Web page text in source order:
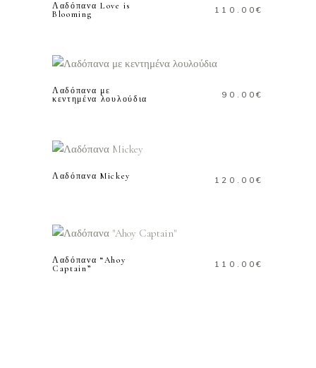
Λαδόπανα Love is
Blooming
110.00€
Λαδόπανα με
κεντημένα λουλούδια
90.00€
Λαδόπανα Mickey 120.00€
Λαδόπανα “Ahoy
Captain”
110.00€